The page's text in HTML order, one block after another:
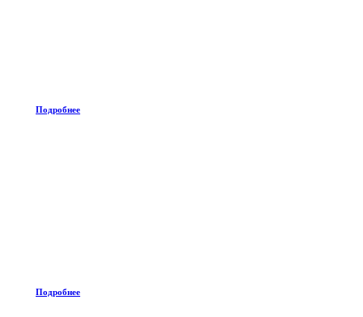
Подробнее
Подробнее